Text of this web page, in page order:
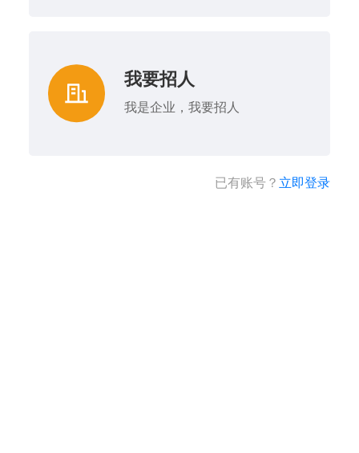
我要招人
我是企业，我要招人
已有账号？ 立即登录